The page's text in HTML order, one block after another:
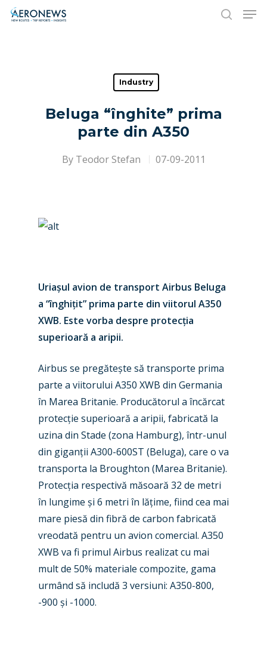
Hit enter to search or ESC to close
Industry
Beluga “înghite” prima
parte din A350
By Teodor Stefan 07-09-2011
Uriașul avion de transport Airbus Beluga
a “înghițit” prima parte din viitorul A350
XWB. Este vorba despre protecția
superioară a aripii.
Airbus se pregătește să transporte prima
parte a viitorului A350 XWB din Germania
în Marea Britanie. Producătorul a încărcat
protecție superioară a aripii, fabricată la
uzina din Stade (zona Hamburg), într-unul
din giganții A300-600ST (Beluga), care o va
transporta la Broughton (Marea Britanie).
Protecția respectivă măsoară 32 de metri
în lungime și 6 metri în lățime, fiind cea mai
mare piesă din fibră de carbon fabricată
vreodată pentru un avion comercial. A350
XWB va fi primul Airbus realizat cu mai
mult de 50% materiale compozite, gama
urmând să includă 3 versiuni: A350-800,
-900 și -1000.
New Routes
Industry
Accidents / Incidents
Airshows
Dubai 2025
Paris 2025
Farnborough 2024
Paris 2023
Business Jets
Military
Trip Reports
Marketplace